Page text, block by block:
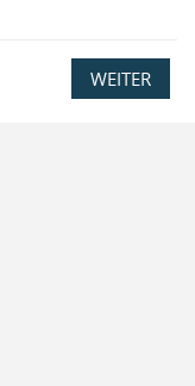
WEITER